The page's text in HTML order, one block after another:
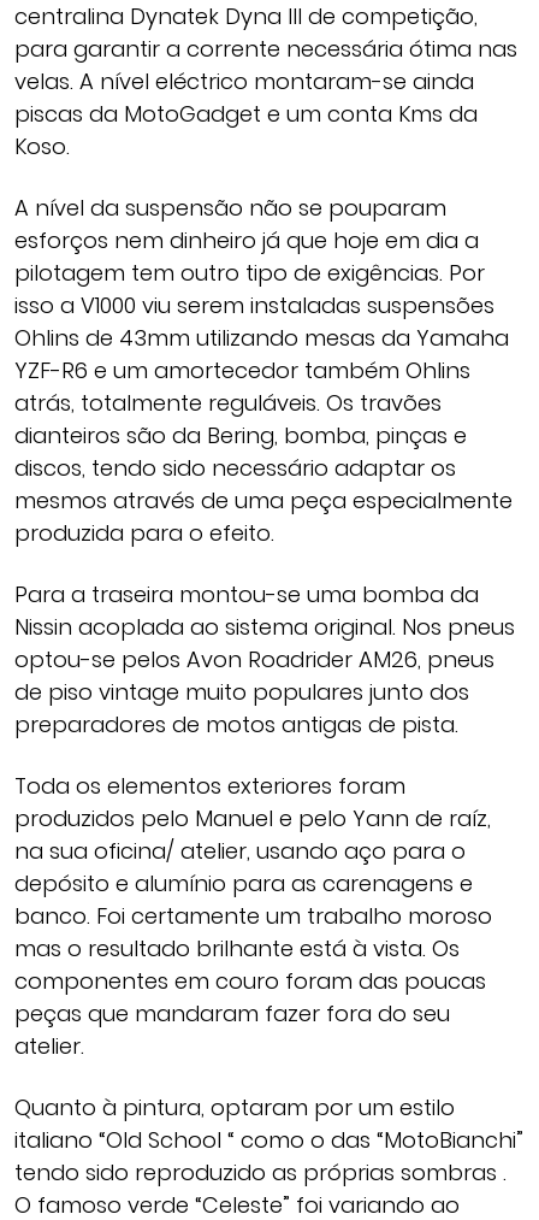
centralina Dynatek Dyna III de competição,
para garantir a corrente necessária ótima nas
velas. A nível eléctrico montaram-se ainda
piscas da MotoGadget e um conta Kms da
Koso.
A nível da suspensão não se pouparam
esforços nem dinheiro já que hoje em dia a
pilotagem tem outro tipo de exigências. Por
isso a V1000 viu serem instaladas suspensões
Ohlins de 43mm utilizando mesas da Yamaha
YZF-R6 e um amortecedor também Ohlins
atrás, totalmente reguláveis. Os travões
dianteiros são da Bering, bomba, pinças e
discos, tendo sido necessário adaptar os
mesmos através de uma peça especialmente
produzida para o efeito.
Para a traseira montou-se uma bomba da
Nissin acoplada ao sistema original. Nos pneus
optou-se pelos Avon Roadrider AM26, pneus
de piso vintage muito populares junto dos
preparadores de motos antigas de pista.
Toda os elementos exteriores foram
produzidos pelo Manuel e pelo Yann de raíz,
na sua oficina/ atelier, usando aço para o
depósito e alumínio para as carenagens e
banco. Foi certamente um trabalho moroso
mas o resultado brilhante está à vista. Os
componentes em couro foram das poucas
peças que mandaram fazer fora do seu
atelier.
Quanto à pintura, optaram por um estilo
italiano “Old School “ como o das “MotoBianchi”
tendo sido reproduzido as próprias sombras .
O famoso verde “Celeste” foi variando ao